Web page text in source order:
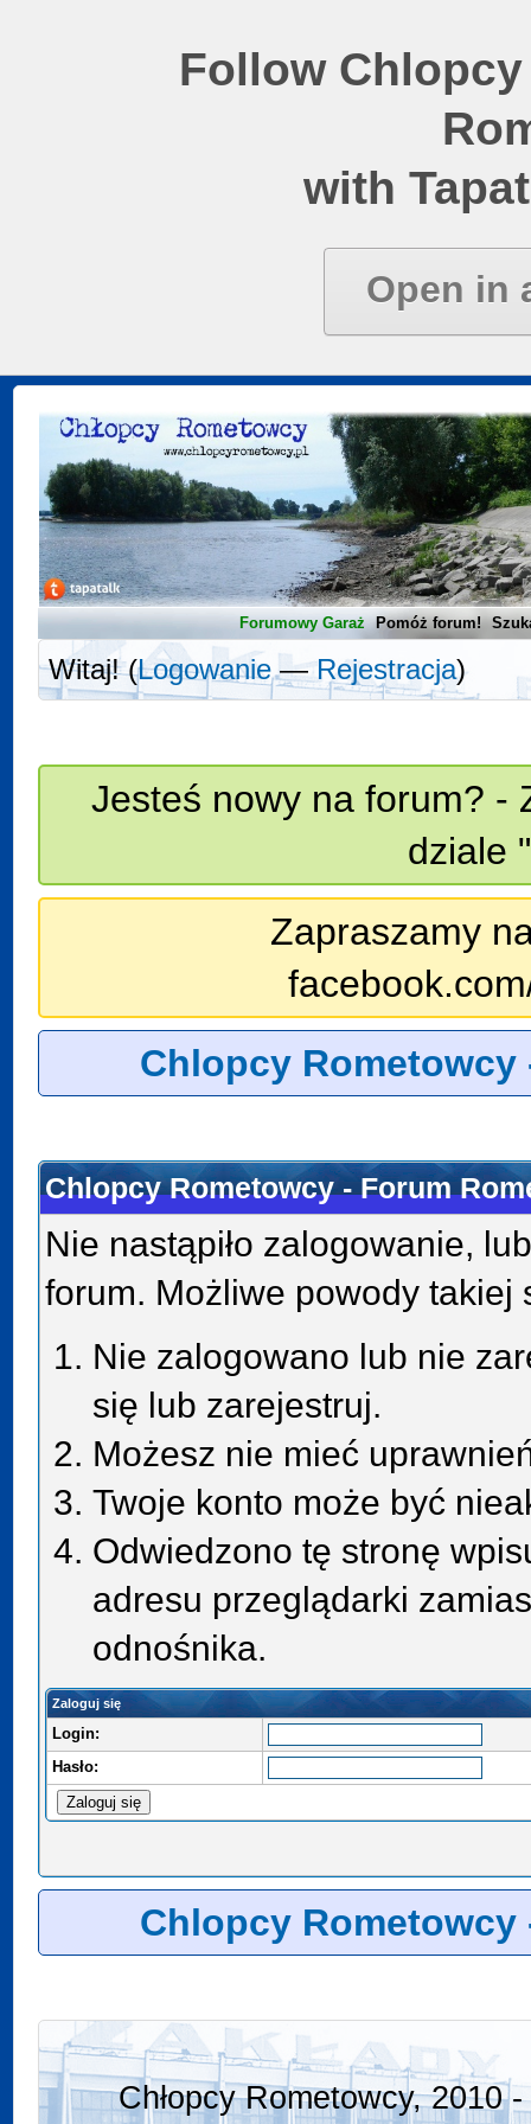
Follow
with
Open in
Forumowy Garaż Pomóż forum!
Witaj! (Logowanie—Rejestracja)
Jesteś nowy na forum? -
dziale
Zapraszamy
Chlopcy Rometowcy
Chlopcy Rometowcy - Forum
Nie nastąpiło zalogowanie,
forum. Możliwe powody takiej
Nie zalogowano lub nie
się lub zarejestruj.
Możesz nie mieć
Twoje konto może być
Odwiedzono tę stronę
adresu przeglądarki
odnośnika.
Zaloguj się
Login:
Hasło:
Chlopcy Rometowcy
Chłopcy Rometowcy, 2010